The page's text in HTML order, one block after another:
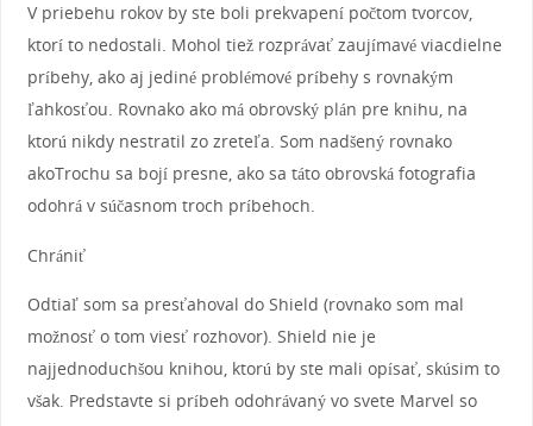
V priebehu rokov by ste boli prekvapení počtom tvorcov,
ktorí to nedostali. Mohol tiež rozprávať zaujímavé viacdielne
príbehy, ako aj jediné problémové príbehy s rovnakým
ľahkosťou. Rovnako ako má obrovský plán pre knihu, na
ktorú nikdy nestratil zo zreteľa. Som nadšený rovnako
akoTrochu sa bojí presne, ako sa táto obrovská fotografia
odohrá v súčasnom troch príbehoch.
Chrániť
Odtiaľ som sa presťahoval do Shield (rovnako som mal
možnosť o tom viesť rozhovor). Shield nie je
najjednoduchšou knihou, ktorú by ste mali opísať, skúsim to
však. Predstavte si príbeh odohrávaný vo svete Marvel so